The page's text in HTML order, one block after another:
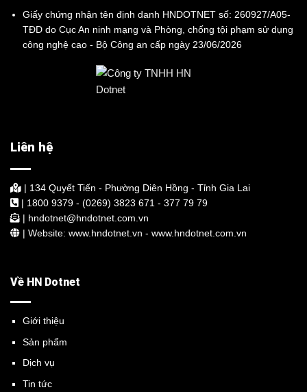
Giấy chứng nhận tên định danh HNDOTNET số: 260927/A05-
TĐD do Cục An ninh mạng và Phòng, chống tội phạm sử dụng
công nghệ cao - Bộ Công an cấp ngày 23/06/2026
Liên hệ
| 134 Quyết Tiến - Phường Diên Hồng - Tỉnh Gia Lai
| 1800 9379 - (0269) 3823 671 - 377 79 79
| hndotnet@hndotnet.com.vn
| Website: www.hndotnet.vn - www.hndotnet.com.vn
Về HN Dotnet
Giới thiệu
Sản phẩm
Dịch vụ
Tin tức